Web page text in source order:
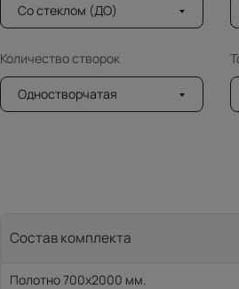
Со стеклом (ДО)
Количество створок
Одностворчатая
Состав комплекта
Полотно 700x2000 мм.